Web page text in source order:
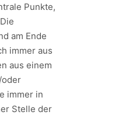
Punkte,
am Ende
immer aus
aus einem
oder
immer in
Stelle der